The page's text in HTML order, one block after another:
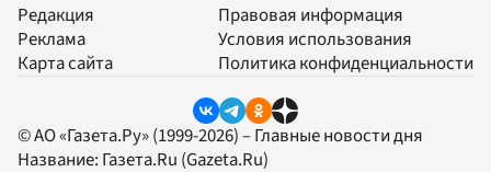
Редакция
Реклама
Карта сайта
Правовая информация
Условия использования
Политика конфиденциальности
© АО «Газета.Ру» (1999-2026) – Главные новости дня
Название: Газета.Ru (Gazeta.Ru)